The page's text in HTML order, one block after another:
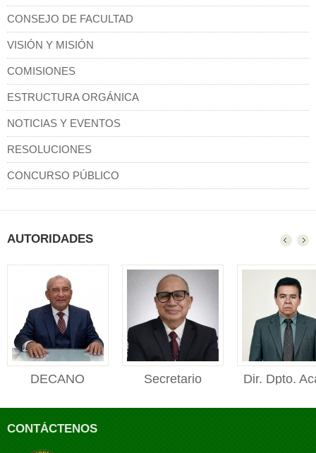
CONSEJO DE FACULTAD
VISIÓN Y MISIÓN
COMISIONES
ESTRUCTURA ORGÁNICA
NOTICIAS Y EVENTOS
RESOLUCIONES
CONCURSO PÚBLICO
AUTORIDADES
DECANO
Ciencias Forestales y
Ambienta...
Secretario
Dir. Dpto.
CONTÁCTENOS